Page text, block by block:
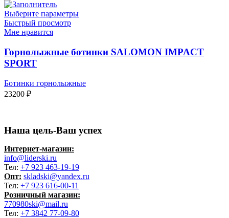
Выберите параметры
Быстрый просмотр
Мне нравится
Горнолыжные ботинки SALOMON IMPACT
SPORT
Ботинки горнолыжные
23200 ₽
Наша цель-Ваш успех
Интернет-магазин:
info@liderski.ru
Тел: +7 923 463-19-19
Опт: skladski@yandex.ru
Тел: +7 923 616-00-11
Розничный магазин:
770980ski@mail.ru
Тел: +7 3842 77-09-80